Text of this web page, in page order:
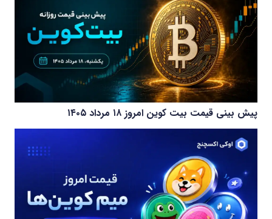
پیش بینی قیمت بیت کوین امروز ۱۸ مرداد ۱۴۰۵